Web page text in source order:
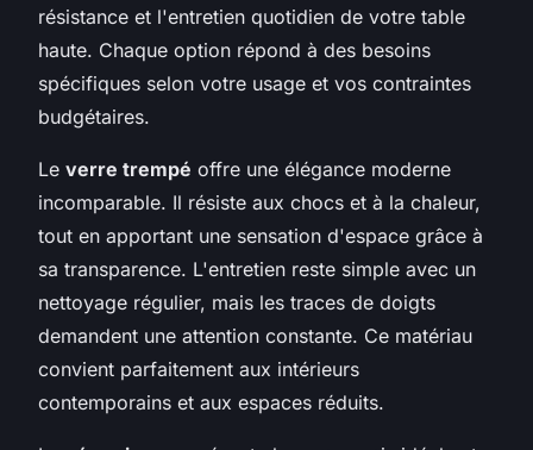
résistance et l'entretien quotidien de votre table
haute. Chaque option répond à des besoins
spécifiques selon votre usage et vos contraintes
budgétaires.
Le verre trempé offre une élégance moderne
incomparable. Il résiste aux chocs et à la chaleur,
tout en apportant une sensation d'espace grâce à
sa transparence. L'entretien reste simple avec un
nettoyage régulier, mais les traces de doigts
demandent une attention constante. Ce matériau
convient parfaitement aux intérieurs
contemporains et aux espaces réduits.